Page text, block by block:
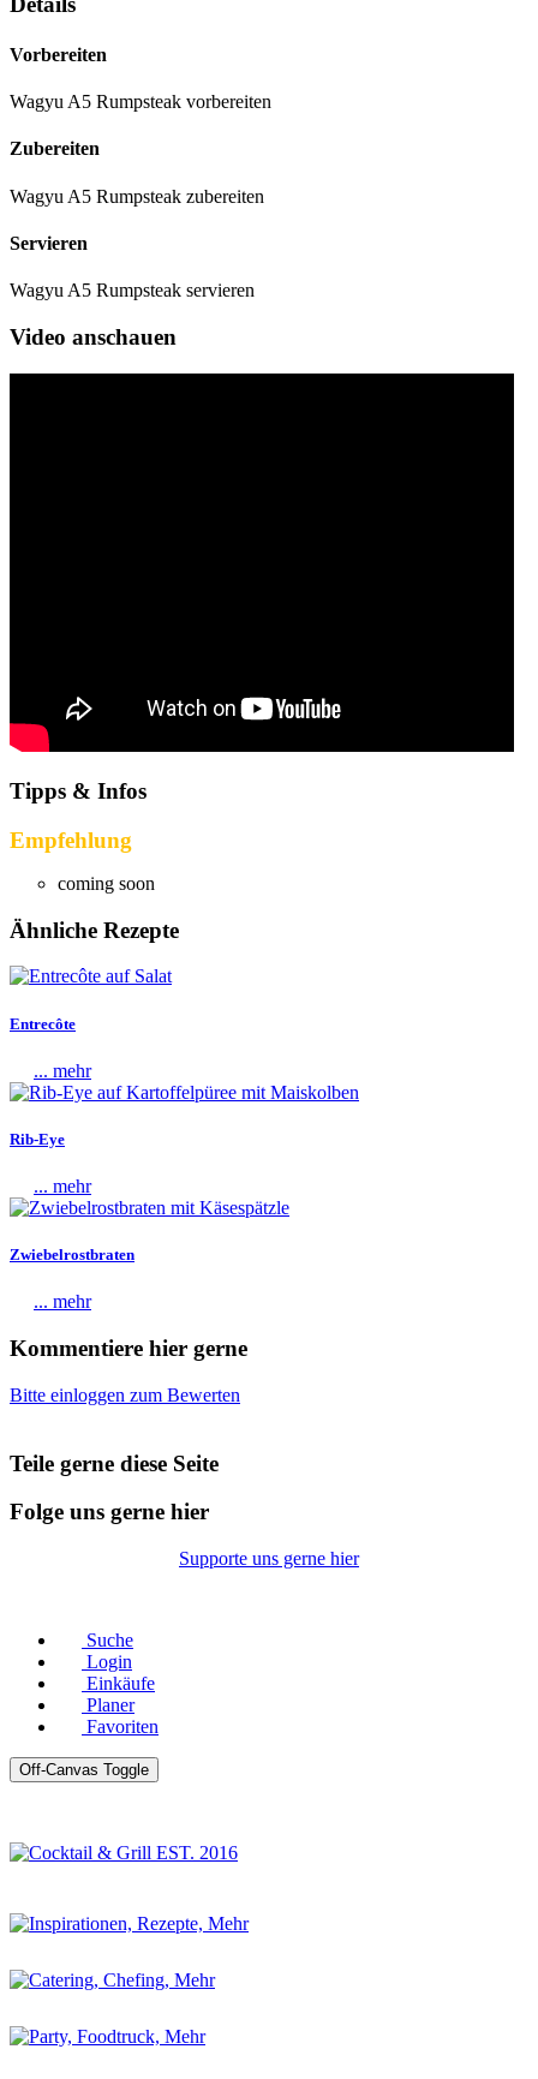
Vorbereiten
Wagyu A5 Rumpsteak vorbereiten
Zubereiten
Wagyu A5 Rumpsteak zubereiten
Servieren
Wagyu A5 Rumpsteak servieren
Video anschauen
Tipps & Infos
Empfehlung
coming soon
Ähnliche Rezepte
Entrecôte
... mehr
Rib-Eye
... mehr
Zwiebelrostbraten
... mehr
Kommentiere hier gerne
Bitte einloggen zum Bewerten
Teile gerne diese Seite
Folge uns gerne hier
Supporte uns gerne hier
Suche
Login
Einkäufe
Planer
Favoriten
Off-Canvas Toggle